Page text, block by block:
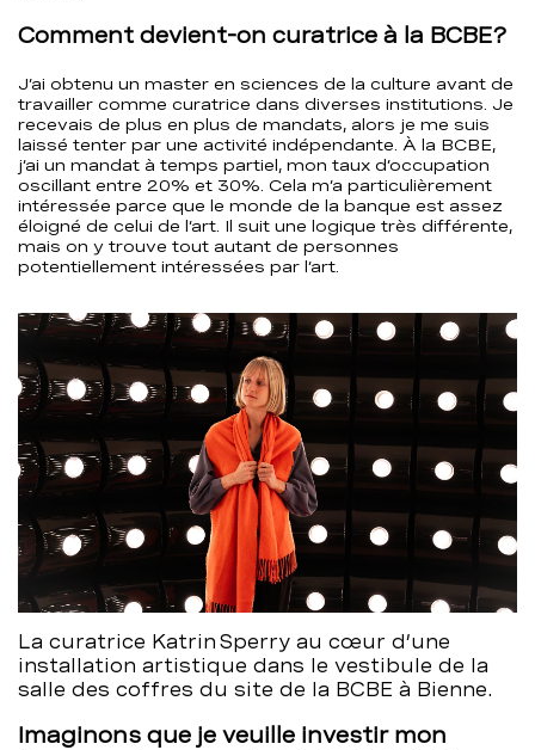
Comment devient-on curatrice à la BCBE?
J’ai obtenu un master en sciences de la culture avant de
travailler comme curatrice dans diverses institutions. Je
recevais de plus en plus de mandats, alors je me suis
laissé tenter par une activité indépendante. À la BCBE,
j’ai un mandat à temps partiel, mon taux d’occupation
oscillant entre 20% et 30%. Cela m’a particulièrement
intéressée parce que le monde de la banque est assez
éloigné de celui de l’art. Il suit une logique très différente,
mais on y trouve tout autant de personnes
potentiellement intéressées par l’art.
La curatrice Katrin Sperry au cœur d’une
installation artistique dans le vestibule de la
salle des coffres du site de la BCBE à Bienne.
Imaginons que je veuille investir mon